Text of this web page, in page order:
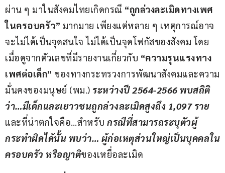
ผ่าน ๆ มาในสังคมไทยเกิดกรณี “ถูกล่วงละเมิดทางเพศ
ในครอบครัว” มากมาย เพียงแต่หลาย ๆ เหตุการณ์อาจ
จะไม่ได้เป็นจุดสนใจ ไม่ได้เป็นจุดโฟกัสของสังคม โดย
เมื่อดูจากตัวเลขที่มีรายงานเกี่ยวกับ “ความรุนแรงทาง
เพศต่อเด็ก” ของทางกระทรวงการพัฒนาสังคมและความ
มั่นคงของมนุษย์ (พม.) ระหว่างปี 2564-2566 พบสถิติ
ว่า…มีเด็กและเยาวชนถูกล่วงละเมิดสูงถึง 1,097 ราย
และที่น่าตกใจคือ…สำหรับ กรณีที่สามารถระบุตัวผู้
กระทำผิดได้นั้น พบว่า… ผู้ก่อเหตุส่วนใหญ่เป็นบุคคลใน
ครอบครัว หรือญาติของเหยื่อละเมิด